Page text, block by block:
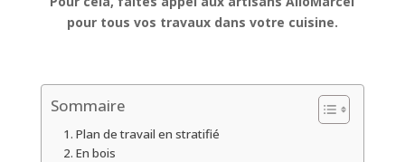
pour tous vos travaux dans votre cuisine.
Sommaire
Plan de travail en stratifié
En bois